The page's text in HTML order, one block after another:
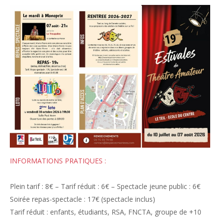
INFORMATIONS PRATIQUES :
Plein tarif : 8€ – Tarif réduit : 6€ – Spectacle jeune public : 6€
Soirée repas-spectacle : 17€ (spectacle inclus)
Tarif réduit : enfants, étudiants, RSA, FNCTA, groupe de +10